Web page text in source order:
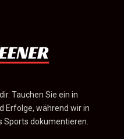
Tauchen Sie ein in
Erfolge, während wir in
Sports dokumentieren.